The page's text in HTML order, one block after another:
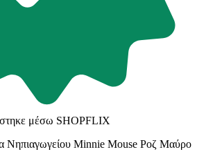
μέσω SHOPFLIX
Νηπιαγωγείου Minnie Mouse Ροζ Μαύρο